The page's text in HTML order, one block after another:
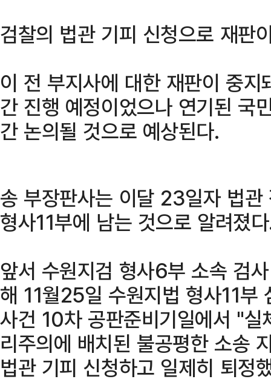
검찰의 법관 기피 신청으로 재판
이 전 부지사에 대한 재판이 중
간 진행 예정이었으나 연기된 국
간 논의될 것으로 예상된다.
송 부장판사는 이달 23일자 법
형사11부에 남는 것으로 알려졌
앞서 수원지검 형사6부 소속 검
해 11월25일 수원지법 형사11부
사건 10차 공판준비기일에서 "
리주의에 배치된 불공평한 소송
법관 기피 신청하고 일제히 퇴정